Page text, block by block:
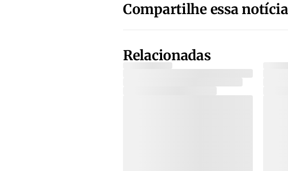
Compartilhe essa
Relacionadas